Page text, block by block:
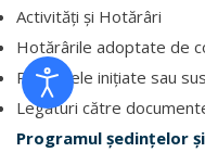
Activități și Hotărâri
Hotărârile adoptate de
Proiectele inițiate sau
Legături către
Programul ședințelor